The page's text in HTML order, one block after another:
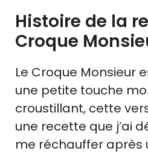
Histoire de la
Croque
Le Croque Monsieur
une petite touche
croustillant, cette
une recette que j’ai
me réchauffer après